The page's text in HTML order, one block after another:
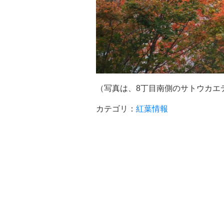
（写真は、8丁目南側のサトウカエ
カテゴリ： 紅葉情報